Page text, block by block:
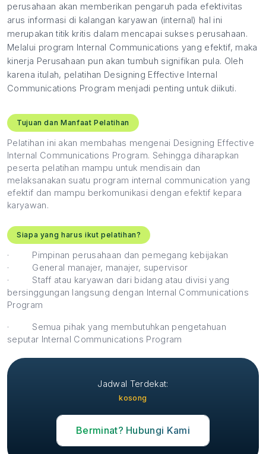
perusahaan akan memberikan pengaruh pada efektivitas
arus informasi di kalangan karyawan (internal) hal ini
merupakan titik kritis dalam mencapai sukses perusahaan.
Melalui program Internal Communications yang efektif, maka
kinerja Perusahaan pun akan tumbuh signifikan pula. Oleh
karena itulah, pelatihan Designing Effective Internal
Communications Program menjadi penting untuk diikuti.
Tujuan dan Manfaat Pelatihan
Pelatihan ini akan membahas mengenai Designing Effective
Internal Communications Program. Sehingga diharapkan
peserta pelatihan mampu untuk mendisain dan
melaksanakan suatu program internal communication yang
efektif dan mampu berkomunikasi dengan efektif kepara
karyawan.
Siapa yang harus ikut pelatihan?
·
Pimpinan perusahaan dan pemegang kebijakan
·
General manajer, manajer, supervisor
·
Staff atau karyawan dari bidang atau divisi yang
bersinggungan langsung dengan Internal Communications
Program
·
Semua pihak yang membutuhkan pengetahuan
seputar Internal Communications Program
Jadwal Terdekat:
kosong
Berminat? Hubungi Kami